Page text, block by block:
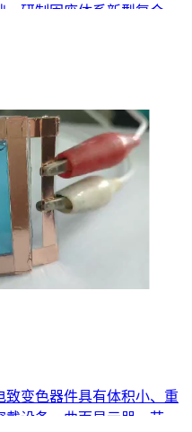
研制固废体系新型复合储
致变色器件具有体积小、重
设备、曲面显示器、节能